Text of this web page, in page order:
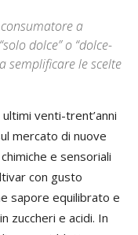
a
dolce” o “dolce-
semplificare le scelte
venti-trent’anni
mercato di nuove
e sensoriali
con gusto
sapore equilibrato e
zuccheri e acidi. In